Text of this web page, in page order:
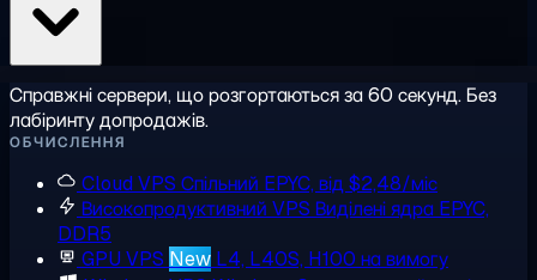
Справжні сервери, що розгортаються за 60 секунд. Без
лабіринту допродажів.
ОБЧИСЛЕННЯ
Cloud VPS Спільний EPYC, від $2,48/міс
Високопродуктивний VPS Виділені ядра EPYC,
DDR5
GPU VPS New L4, L40S, H100 на вимогу